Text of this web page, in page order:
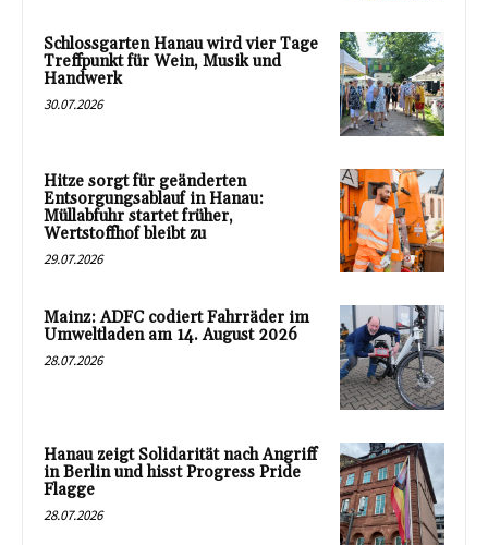
Schlossgarten Hanau wird vier Tage
Treffpunkt für Wein, Musik und
Handwerk
30.07.2026
Hitze sorgt für geänderten
Entsorgungsablauf in Hanau:
Müllabfuhr startet früher,
Wertstoffhof bleibt zu
29.07.2026
Mainz: ADFC codiert Fahrräder im
Umweltladen am 14. August 2026
28.07.2026
Hanau zeigt Solidarität nach Angriff
in Berlin und hisst Progress Pride
Flagge
28.07.2026